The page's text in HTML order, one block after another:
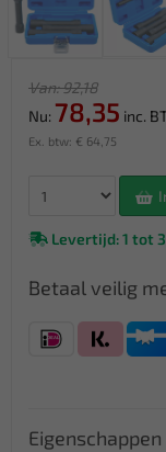
Van: 92,18
Nu: 78,35 inc.
Ex. btw: € 64,75
Levertijd: 1 tot
Betaal veilig
Eigenschappen